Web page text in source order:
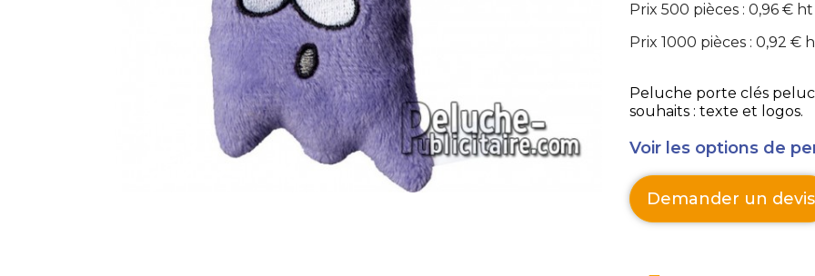
Prix 500 pièces : 0,96 € ht
Prix 1000 pièces : 0,92 €
Peluche porte clés peluche monstre à
souhaits : texte et logos.
Voir les options de
Demander un devis